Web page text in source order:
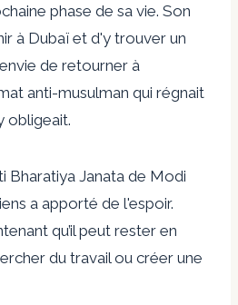
phase de sa vie. Son
à Dubaï et d'y trouver un
de retourner à
anti-musulman qui régnait
obligeait.
Bharatiya Janata de Modi
a apporté de l'espoir.
qu’il peut rester en
du travail ou créer une